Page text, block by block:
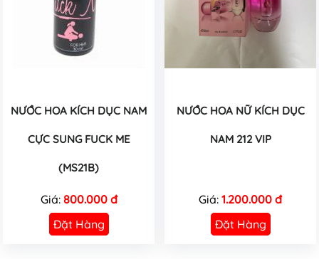
NƯỚC HOA KÍCH DỤC NAM
CỰC SUNG FUCK ME
(MS21B)
Giá: 800.000 đ
Đặt Hàng
NƯỚC HOA NỮ KÍCH DỤC
NAM 212 VIP
Giá: 1.200.000 đ
Đặt Hàng